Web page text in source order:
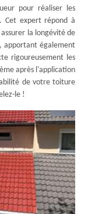
pour réaliser les
Cet expert répond à
la longévité de
apportant également
rigoureusement les
après l'application
de votre toiture
le !